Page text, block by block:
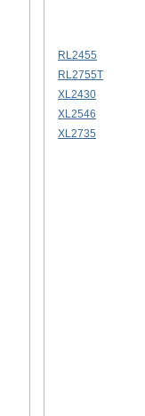
RL2455
RL2755T
XL2430
XL2546
XL2735